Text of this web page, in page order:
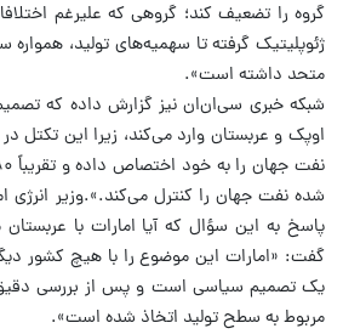
گروه را تضعیف کند؛ گروهی که علیرغم
ژئوپلیتیک گرفته تا سهمیه‌های تولید،
متحد داشته است».
شبکه خبری سی‌ان‌ان نیز گزارش داده که
شده نفت جهان را کنترل می‌کند.».وزیر انرژی
پاسخ به این سؤال که آیا امارات با
گفت: «امارات این موضوع را با هیچ کشور
یک تصمیم سیاسی است و پس از بررسی
مربوط به سطح تولید اتخاذ شده است».